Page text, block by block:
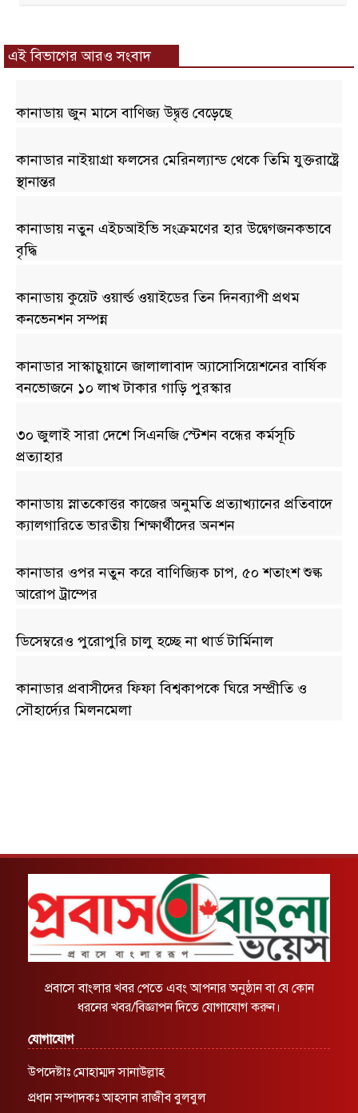
এই বিভাগের আরও সংবাদ
কানাডায় জুন মাসে বাণিজ্য উদ্বৃত্ত বেড়েছে
কানাডার নাইয়াগ্রা ফলসের মেরিনল্যান্ড থেকে তিমি যুক্তরাষ্ট্রে
স্থানান্তর
কানাডায় নতুন এইচআইভি সংক্রমণের হার উদ্বেগজনকভাবে
বৃদ্ধি
কানাডায় কুয়েট ওয়ার্ল্ড ওয়াইডের তিন দিনব্যাপী প্রথম
কনভেনশন সম্পন্ন
কানাডার সাস্কাচুয়ানে জালালাবাদ অ্যাসোসিয়েশনের বার্ষিক
বনভোজনে ১০ লাখ টাকার গাড়ি পুরস্কার
৩০ জুলাই সারা দেশে সিএনজি স্টেশন বন্ধের কর্মসূচি
প্রত্যাহার
কানাডায় স্নাতকোত্তর কাজের অনুমতি প্রত্যাখ্যানের প্রতিবাদে
ক্যালগারিতে ভারতীয় শিক্ষার্থীদের অনশন
কানাডার ওপর নতুন করে বাণিজ্যিক চাপ, ৫০ শতাংশ শুল্ক
আরোপ ট্রাম্পের
ডিসেম্বরেও পুরোপুরি চালু হচ্ছে না থার্ড টার্মিনাল
কানাডার প্রবাসীদের ফিফা বিশ্বকাপকে ঘিরে সম্প্রীতি ও
সৌহার্দ্যের মিলনমেলা
প্রবাসে বাংলার খবর পেতে এবং আপনার অনুষ্ঠান বা যে কোন
ধরনের খবর/বিজ্ঞাপন দিতে যোগাযোগ করুন।
যোগাযোগ
উপদেষ্টাঃ মোহাম্মদ সানাউল্লাহ
প্রধান সম্পাদকঃ আহসান রাজীব বুলবুল